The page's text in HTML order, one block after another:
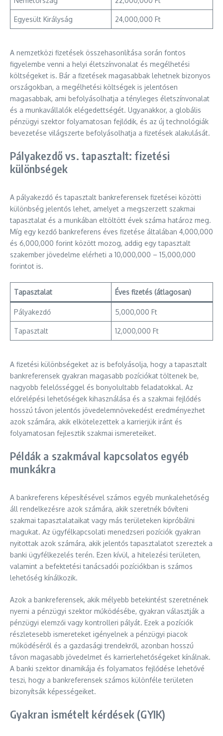
Egyesült Királyság 24,000,000 Ft
A nemzetközi fizetések összehasonlítása során fontos
figyelembe venni a helyi életszínvonalat és megélhetési
költségeket is. Bár a fizetések magasabbak lehetnek bizonyos
országokban, a megélhetési költségek is jelentősen
magasabbak, ami befolyásolhatja a tényleges életszínvonalat
és a munkavállalók elégedettségét. Ugyanakkor, a globális
pénzügyi szektor folyamatosan fejlődik, és az új technológiák
bevezetése világszerte befolyásolhatja a fizetések alakulását.
Pályakezdő vs. tapasztalt: fizetési
különbségek
A pályakezdő és tapasztalt bankreferensek fizetései közötti
különbség jelentős lehet, amelyet a megszerzett szakmai
tapasztalat és a munkában eltöltött évek száma határoz meg.
Míg egy kezdő bankreferens éves fizetése általában 4,000,000
és 6,000,000 forint között mozog, addig egy tapasztalt
szakember jövedelme elérheti a 10,000,000 – 15,000,000
forintot is.
Tapasztalat Éves fizetés (átlagosan)
Pályakezdő 5,000,000 Ft
Tapasztalt 12,000,000 Ft
A fizetési különbségeket az is befolyásolja, hogy a tapasztalt
bankreferensek gyakran magasabb pozíciókat töltenek be,
nagyobb felelősséggel és bonyolultabb feladatokkal. Az
előrelépési lehetőségek kihasználása és a szakmai fejlődés
hosszú távon jelentős jövedelemnövekedést eredményezhet
azok számára, akik elkötelezettek a karrierjük iránt és
folyamatosan fejlesztik szakmai ismereteiket.
Példák a szakmával kapcsolatos egyéb
munkákra
A bankreferens képesítésével számos egyéb munkalehetőség
áll rendelkezésre azok számára, akik szeretnék bővíteni
szakmai tapasztalataikat vagy más területeken kipróbálni
magukat. Az ügyfélkapcsolati menedzseri pozíciók gyakran
nyitottak azok számára, akik jelentős tapasztalatot szereztek a
banki ügyfélkezelés terén. Ezen kívül, a hitelezési területen,
valamint a befektetési tanácsadói pozíciókban is számos
lehetőség kínálkozik.
Azok a bankreferensek, akik mélyebb betekintést szeretnének
nyerni a pénzügyi szektor működésébe, gyakran választják a
pénzügyi elemzői vagy kontrolleri pályát. Ezek a pozíciók
részletesebb ismereteket igényelnek a pénzügyi piacok
működéséről és a gazdasági trendekről, azonban hosszú
távon magasabb jövedelmet és karrierlehetőségeket kínálnak.
A banki szektor dinamikája és folyamatos fejlődése lehetővé
teszi, hogy a bankreferensek számos különféle területen
bizonyítsák képességeiket.
Gyakran ismételt kérdések (GYIK)